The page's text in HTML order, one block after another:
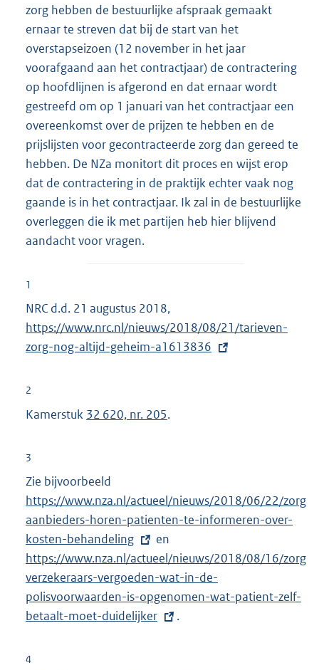
zorg hebben de bestuurlijke afspraak gemaakt
ernaar te streven dat bij de start van het
overstapseizoen (12 november in het jaar
voorafgaand aan het contractjaar) de contractering
op hoofdlijnen is afgerond en dat ernaar wordt
gestreefd om op 1 januari van het contractjaar een
overeenkomst over de prijzen te hebben en de
prijslijsten voor gecontracteerde zorg dan gereed te
hebben. De NZa monitort dit proces en wijst erop
dat de contractering in de praktijk echter vaak nog
gaande is in het contractjaar. Ik zal in de bestuurlijke
overleggen die ik met partijen heb hier blijvend
aandacht voor vragen.
1
NRC d.d. 21 augustus 2018,
x
t
k
:
https://www.nrc.nl/nieuws/2018/08/21/tarieven-
zorg-nog-altijd-geheim-a1613836
2
Kamerstuk 32 620, nr. 205.
3
Zie bijvoorbeeld
x
t
e
r
n
e
l
https://www.nza.nl/actueel/nieuws/2018/06/22/zorg
aanbieders-horen-patienten-te-informeren-over-
kosten-behandeling
en
x
t
e
r
https://www.nza.nl/actueel/nieuws/2018/08/16/zorg
verzekeraars-vergoeden-wat-in-de-
polisvoorwaarden-is-opgenomen-wat-patient-zelf-
betaalt-moet-duidelijker
.
4